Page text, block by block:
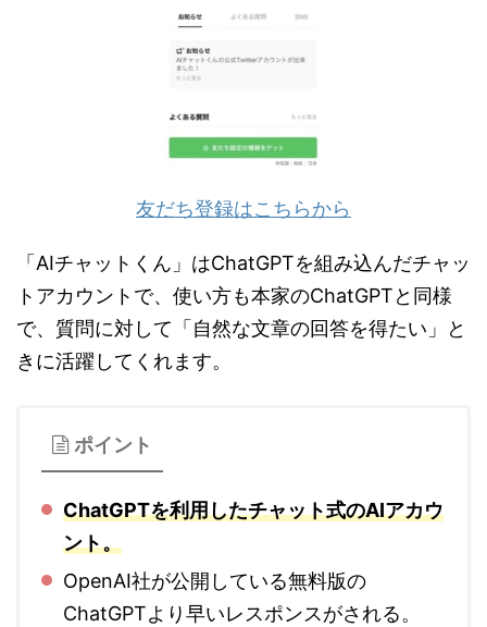
友だち登録はこちらから
「AIチャットくん」はChatGPTを組み込んだチャッ
トアカウントで、使い方も本家のChatGPTと同様
で、質問に対して「自然な文章の回答を得たい」と
きに活躍してくれます。
ポイント
ChatGPTを利用したチャット式のAIアカウ
ント。
OpenAI社が公開している無料版の
ChatGPTより早いレスポンスがされる。